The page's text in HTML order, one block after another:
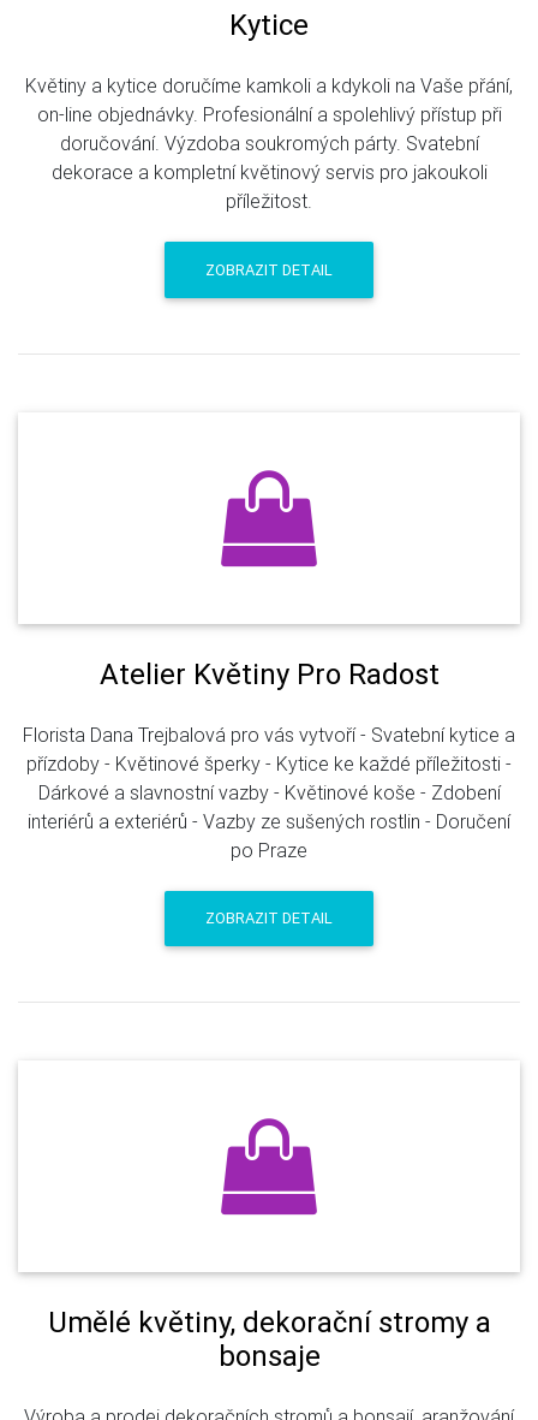
Kytice
Květiny a kytice doručíme kamkoli a kdykoli na Vaše přání,
on-line objednávky. Profesionální a spolehlivý přístup při
doručování. Výzdoba soukromých párty. Svatební
dekorace a kompletní květinový servis pro jakoukoli
příležitost.
ZOBRAZIT DETAIL
Atelier Květiny Pro Radost
Florista Dana Trejbalová pro vás vytvoří - Svatební kytice a
přízdoby - Květinové šperky - Kytice ke každé příležitosti -
Dárkové a slavnostní vazby - Květinové koše - Zdobení
interiérů a exteriérů - Vazby ze sušených rostlin - Doručení
po Praze
ZOBRAZIT DETAIL
Umělé květiny, dekorační stromy a
bonsaje